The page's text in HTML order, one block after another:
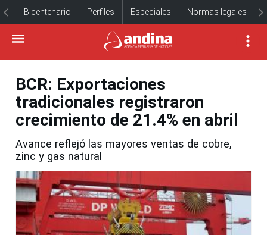
Bicentenario Perfiles Especiales Normas legales
BCR: Exportaciones
tradicionales registraron
crecimiento de 21.4% en abril
Avance reflejó las mayores ventas de cobre,
zinc y gas natural